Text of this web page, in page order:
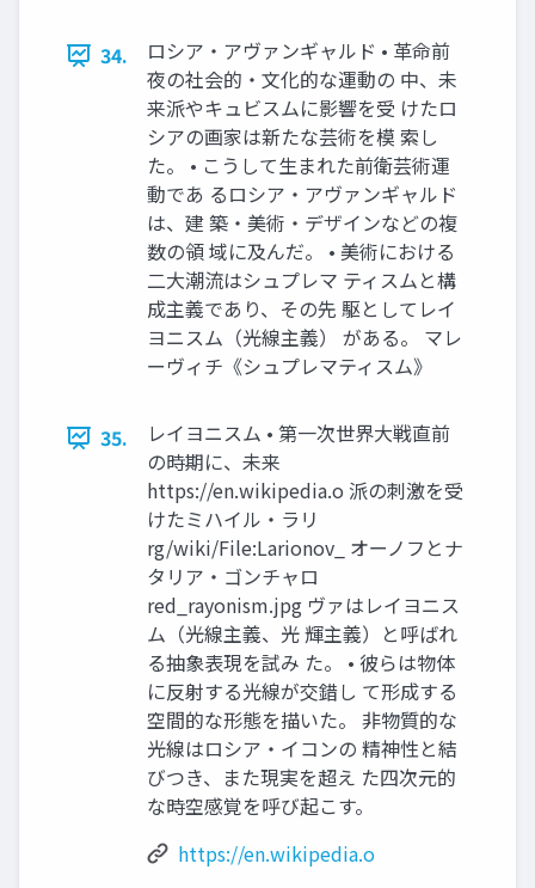
34.
ロシア・アヴァンギャルド • 革命前
夜の社会的・文化的な運動の 中、未
来派やキュビスムに影響を受 けたロ
シアの画家は新たな芸術を模 索し
た。 • こうして生まれた前衛芸術運
動であ るロシア・アヴァンギャルド
は、建 築・美術・デザインなどの複
数の領 域に及んだ。 • 美術における
二大潮流はシュプレマ ティスムと構
成主義であり、その先 駆としてレイ
ヨニスム（光線主義） がある。 マレ
ーヴィチ《シュプレマティスム》
35.
レイヨニスム • 第一次世界大戦直前
の時期に、未来
https://en.wikipedia.o 派の刺激を受
けたミハイル・ラリ
rg/wiki/File:Larionov_ オーノフとナ
タリア・ゴンチャロ
red_rayonism.jpg ヴァはレイヨニス
ム（光線主義、光 輝主義）と呼ばれ
る抽象表現を試み た。 • 彼らは物体
に反射する光線が交錯し て形成する
空間的な形態を描いた。 非物質的な
光線はロシア・イコンの 精神性と結
びつき、また現実を超え た四次元的
な時空感覚を呼び起こす。
https://en.wikipedia.o